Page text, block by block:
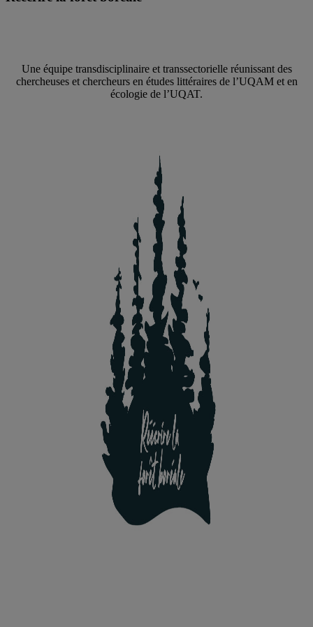
Une équipe transdisciplinaire et transsectorielle réunissant des
chercheuses et chercheurs en études littéraires de l’UQAM et en
écologie de l’UQAT.